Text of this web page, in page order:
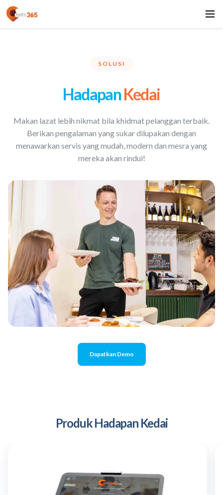
SOLUSI
HadapanKedai
Makan lazat lebih nikmat bila khidmat pelanggan terbaik.
Berikan pengalaman yang sukar dilupakan dengan
menawarkan servis yang mudah, modern dan mesra yang
mereka akan rindui!
Dapatkan Demo
Produk Hadapan Kedai